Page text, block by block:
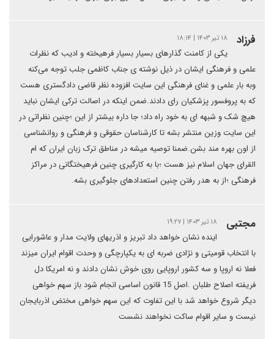
فرزاد ۱۸ تیر ۱۴۰۳ | ۱۸:۱۴
یکی از کامنت گذارهای بسیار بسیار فرهیخته و ادیب که نظرات
علمی و فرهنگی ایشان در ذیل نوشته ی جناب کاظمی جلب توجه می‌کنه
وبه بار علمی و غنای فرهنگی این سایت افزوده نظر قاضی دادگستری هست
که به پروفسور پزشکیان رای دادند.ضمن اینکه در اصالت ترکی ایشان نباید
هیچ شک و شبهه ای به خود راه داد؛ جا داره بیشتر از این ؛چنین نظراتی در
این سایت وزین منتشر بشه تا کارشناسان حقوقی و فرهنگی و روانشناسی
از اون بهره مند بشن.ضمنا توصیه میشه در مناطق ترک زبان ایران که ام
القرای جهان اسلام نیز هست ؛با به کارگیری چنین فرهیختگانی در مراکز
فرهنگی ؛از به هدر رفتن چنین استعدادهای جلوگیری بشه.
مجتبی ۱۸ تیر ۱۴۰۳ | ۱۹:۲۷
اینده نشان خواهد داد تبریز و اذریهای ولایت مدار و عاشورایی
با انتخاب قومیتی و نژادی ضربه ای به یکپارچگی و وحدت اقوام ایران میزند
فعلا نه اروپا و سه کشور اروپایی روی خوش نشان دادند و نه امریکا دل
فریفته اصلاح طلبان .اصل 15 قانون اساسی انجام شود باز سهم خواهی
دیگر شروع خواهد شد با این تفاوت که این سهم خواهی مختض اذربایجان
نیست و سایر اقوام ساکت نخواهند نشست